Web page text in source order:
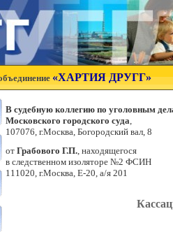
«ХАРТИЯ ДРУГГ»
В судебную коллегию по уголовным
Московского городского суда,
107076, г.Москва, Богородский вал, 8
от Грабового Г.П., находящегося
в следственном изоляторе №2 ФСИН
111020, г.Москва, Е-20, а/я 201